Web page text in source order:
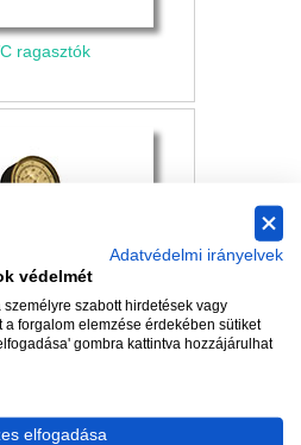
ragasztók
Adatvédelmi irányelvek
védelmét
szabott hirdetések vagy
forgalom elemzése érdekében sütiket
gombra kattintva hozzájárulhat
elfogadása